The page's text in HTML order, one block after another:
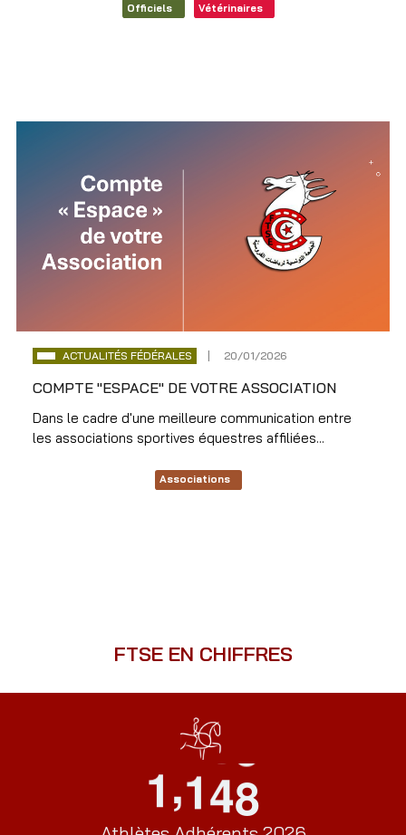
Officiels Vétérinaires
ACTUALITÉS FÉDÉRALES 20/01/2026
COMPTE "ESPACE" DE VOTRE ASSOCIATION
Dans le cadre d'une meilleure communication entre
les associations sportives équestres affiliées...
Associations
FTSE EN CHIFFRES
1,148